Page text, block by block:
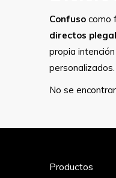
Confuso como
directos
propia intención
personalizados.
No se
Productos